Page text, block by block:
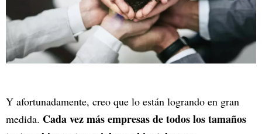
Y afortunadamente, creo que lo están logrando en gran
medida. Cada vez más empresas de todos los tamaños